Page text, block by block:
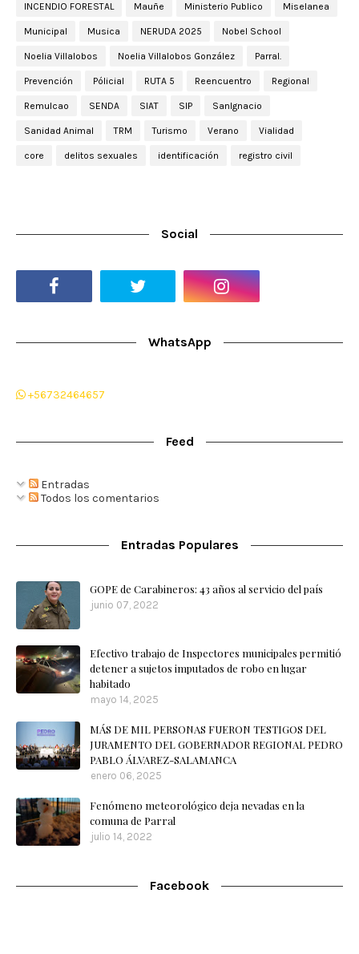
INCENDIO FORESTAL Mauñe Ministerio Publico Miselanea
Municipal Musica NERUDA 2025 Nobel School
Noelia Villalobos Noelia Villalobos González Parral.
Prevención Pólicial RUTA 5 Reencuentro Regional
Remulcao SENDA SIAT SIP SanIgnacio
Sanidad Animal TRM Turismo Verano Vialidad
core delitos sexuales identificación registro civil
Social
WhatsApp
+56732464657
Feed
Entradas
Todos los comentarios
Entradas Populares
GOPE de Carabineros: 43 años al servicio del país
junio 07, 2022
Efectivo trabajo de Inspectores municipales permitió
detener a sujetos imputados de robo en lugar
habitado
mayo 14, 2025
MÁS DE MIL PERSONAS FUERON TESTIGOS DEL
JURAMENTO DEL GOBERNADOR REGIONAL PEDRO
PABLO ÁLVAREZ-SALAMANCA
enero 06, 2025
Fenómeno meteorológico deja nevadas en la
comuna de Parral
julio 14, 2022
Facebook